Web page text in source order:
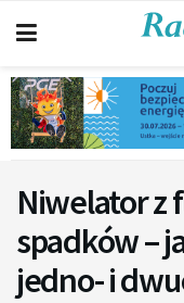
Niwelator z
spadków –
jedno- i